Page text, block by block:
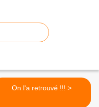
On l'a retrouvé !!! >